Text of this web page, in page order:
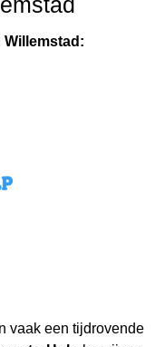
Willemstad:
vaak een tijdrovende